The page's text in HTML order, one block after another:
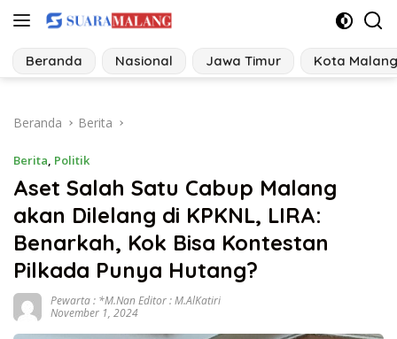
Langsung
konten
Beranda Nasional Jawa Timur Kota Malang
Beranda Berita
Berita, Politik
Aset Salah Satu Cabup Malang
akan Dilelang di KPKNL, LIRA:
Benarkah, Kok Bisa Kontestan
Pilkada Punya Hutang?
Pewarta : *M.Nan Editor : M.AlKatiri
November 1, 2024